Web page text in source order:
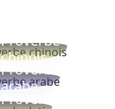
Proverbe
chinois
Proverbe
arabe
Proverbe